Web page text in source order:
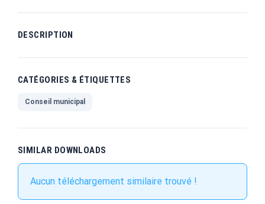
DESCRIPTION
CATÉGORIES & ÉTIQUETTES
Conseil municipal
SIMILAR DOWNLOADS
Aucun téléchargement similaire trouvé !